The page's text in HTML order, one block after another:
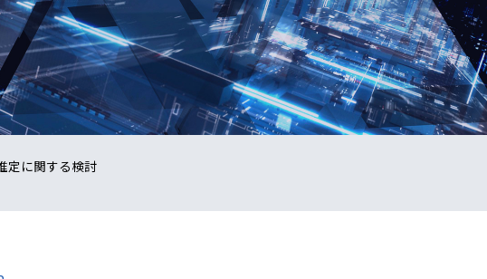
定に関する検討